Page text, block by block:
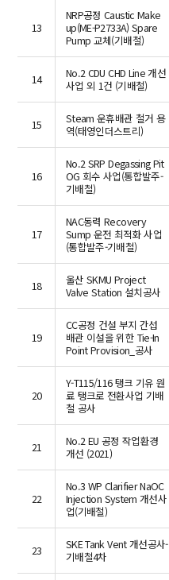
13
NRP공정 Caustic Make
up(ME-P2733A) Spare
Pump 교체(기배철)
14
No.2 CDU CHD Line 개선
사업 외 1건 (기배철)
15
Steam 운휴배관 철거 용
역(태영인더스트리)
16
No.2 SRP Degassing Pit
OG 회수 사업(통합발주-
기배철)
17
NAC동력 Recovery
Sump 운전 최적화 사업
(통합발주-기배철)
18
울산 SKMU Project
Valve Station 설치공사
19
CC공정 건설 부지 간섭
배관 이설을 위한 Tie-In
Point Provision_공사
20
Y-T115/116 탱크 기유 원
료 탱크로 전환사업 기배
철 공사
21
No.2 EU 공정 작업환경
개선 (2021)
22
No.3 WP Clarifier NaOC
Injection System 개선사
업(기배철)
23
SKE Tank Vent 개선공사-
기배철4차